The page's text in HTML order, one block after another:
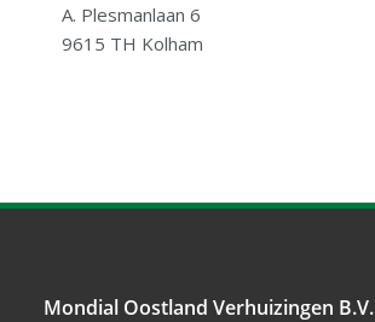
A. Plesmanlaan 6
9615 TH Kolham
Mondial Oostland Verhuizingen B.V.